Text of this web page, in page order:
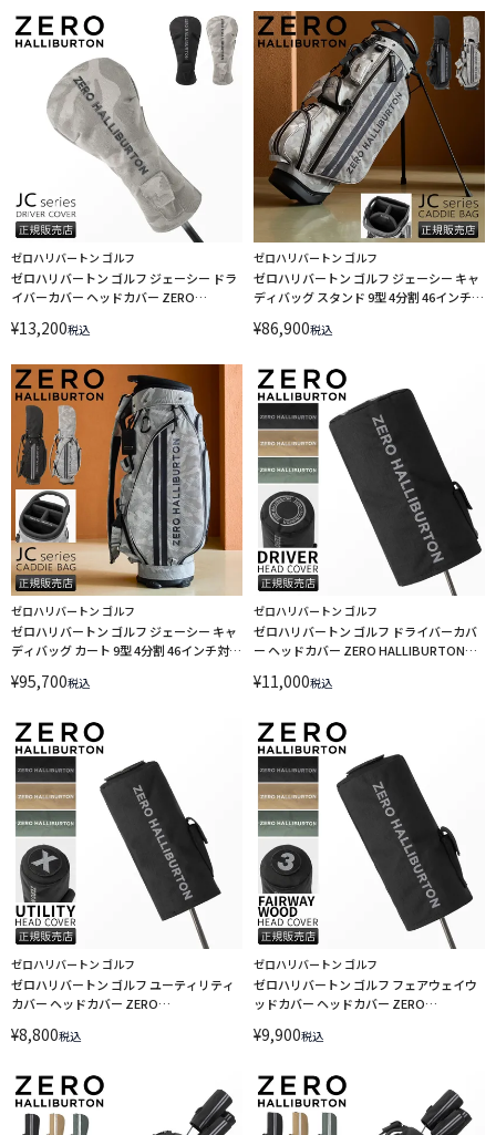
ゼロハリバートン ゴルフ
ゼロハリバートン ゴルフ ジェーシー ドラ
イバーカバー ヘッドカバー ZERO
¥13,200税込
ゼロハリバートン ゴルフ
ゼロハリバートン ゴルフ ジェーシー キャ
ディバッグ スタンド 9型 4分割 46インチ対
¥86,900税込
ゼロハリバートン ゴルフ
ゼロハリバートン ゴルフ ジェーシー キャ
ディバッグ カート 9型 4分割 46インチ対応
¥95,700税込
ゼロハリバートン ゴルフ
ゼロハリバートン ゴルフ ドライバーカバ
ー ヘッドカバー ZERO HALLIBURTON
¥11,000税込
ゼロハリバートン ゴルフ
ゼロハリバートン ゴルフ ユーティリティ
カバー ヘッドカバー ZERO
¥8,800税込
ゼロハリバートン ゴルフ
ゼロハリバートン ゴルフ フェアウェイウ
ッドカバー ヘッドカバー ZERO
¥9,900税込